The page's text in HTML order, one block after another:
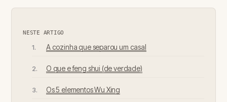
NESTE ARTIGO
A cozinha que separou um casal
O que e feng shui (de verdade)
Os 5 elementos Wu Xing